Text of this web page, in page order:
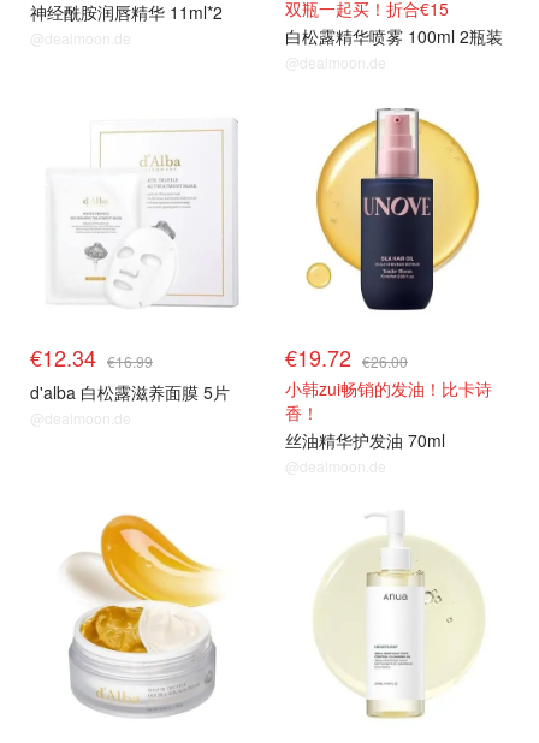
神经酰胺润唇精华 11ml*2
@dealmoon.de
双瓶一起买！折合€15
白松露精华喷雾 100ml 2瓶装
@dealmoon.de
€12.34 €16.99
d'alba 白松露滋养面膜 5片
@dealmoon.de
€19.72 €26.00
小韩zui畅销的发油！比卡诗
香！
丝油精华护发油 70ml
@dealmoon.de